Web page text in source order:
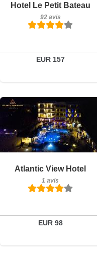
Hotel Le Petit Bateau
92 avis
EUR 157
Réserver
Atlantic View Hotel
1 avis
EUR 98
Réserver